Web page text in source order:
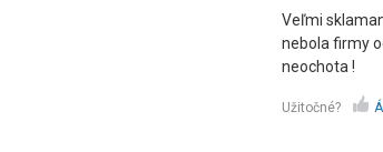
Veľmi
nebola firmy
neochota !
Užitočné?